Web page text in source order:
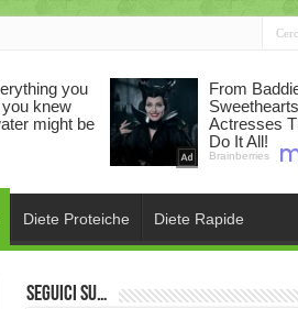
Diete Proteiche Diete Rapide
Seguici su…